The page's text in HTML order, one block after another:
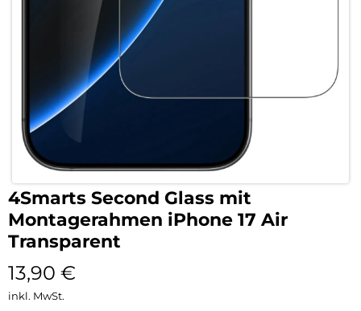
4Smarts Second Glass mit
Montagerahmen iPhone 17 Air
Transparent
13,90 €
inkl. MwSt.